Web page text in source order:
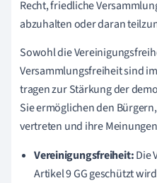
Recht, friedliche
abzuhalten oder daran
Sowohl die
Versammlungsfreiheit sind im
tragen zur Stärkung der
Sie ermöglichen den
vertreten und ihre
Vereinigungsfreiheit:Die
Artikel 9 GG geschützt